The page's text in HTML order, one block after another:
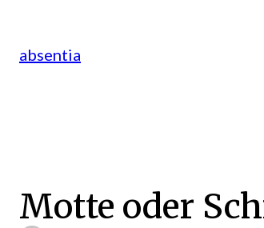
springen
absentia
Motte oder